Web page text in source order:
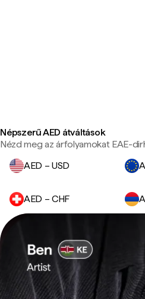
Népszerű AED átváltások
Nézd meg az árfolyamokat EAE-
AED – USD
AED – CHF